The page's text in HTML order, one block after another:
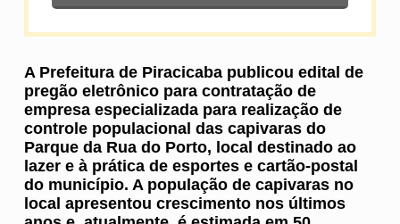
A Prefeitura de Piracicaba publicou edital de
pregão eletrônico para contratação de
empresa especializada para realização de
controle populacional das capivaras do
Parque da Rua do Porto, local destinado ao
lazer e à prática de esportes e cartão-postal
do município. A população de capivaras no
local apresentou crescimento nos últimos